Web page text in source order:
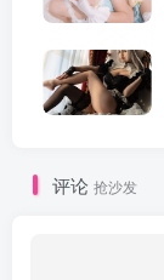
评论 抢沙发